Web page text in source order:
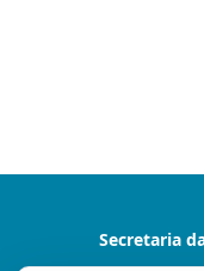
Secretaria